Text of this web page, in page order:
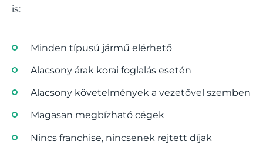
is:
Minden típusú jármű elérhető
Alacsony árak korai foglalás esetén
Alacsony követelmények a vezetővel szemben
Magasan megbízható cégek
Nincs franchise, nincsenek rejtett díjak